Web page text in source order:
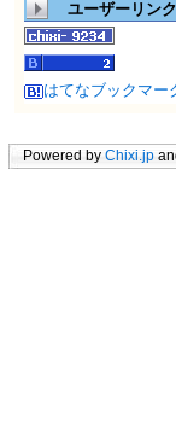
ユーザーリンク
はてなブックマー
Powered by Chixi.jp